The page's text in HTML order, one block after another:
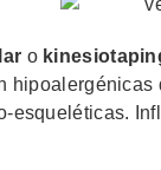
o
esqueléticas.